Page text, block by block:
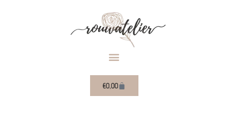
€0,00Winkelwagen